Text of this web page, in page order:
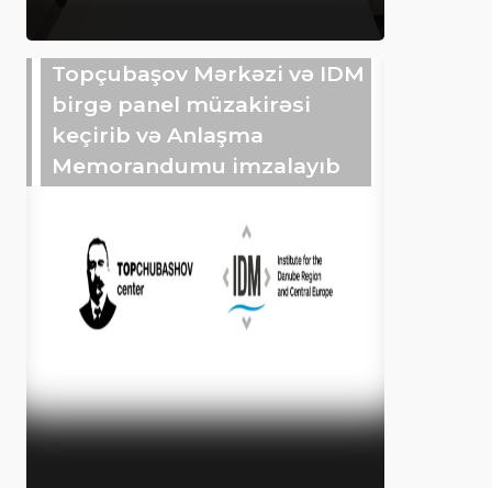
Topçubaşov Mərkəzi və IDM
birgə panel müzakirəsi
keçirib və Anlaşma
Memorandumu imzalayıb